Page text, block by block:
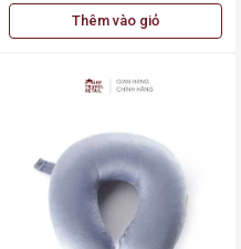
Thêm vào giỏ